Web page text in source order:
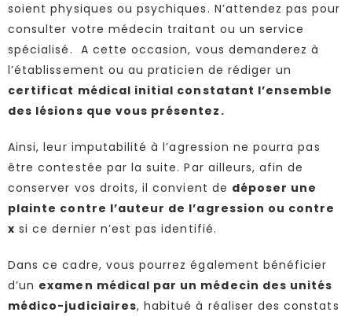
soient physiques ou psychiques. N’attendez pas pour
consulter votre médecin traitant ou un service
spécialisé. A cette occasion, vous demanderez à
l’établissement ou au praticien de rédiger un
certificat médical initial constatant l’ensemble
des lésions que vous présentez.
Ainsi, leur imputabilité à l’agression ne pourra pas
être contestée par la suite. Par ailleurs, afin de
conserver vos droits, il convient de déposer une
plainte contre l’auteur de l’agression ou contre
x si ce dernier n’est pas identifié.
Dans ce cadre, vous pourrez également bénéficier
d’un examen médical par un médecin des unités
médico-judiciaires, habitué à réaliser des constats